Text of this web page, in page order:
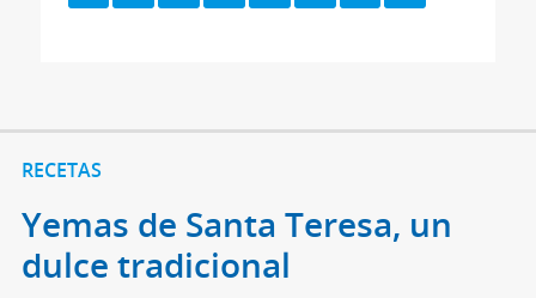
RECETAS
Yemas de Santa Teresa, un
dulce tradicional